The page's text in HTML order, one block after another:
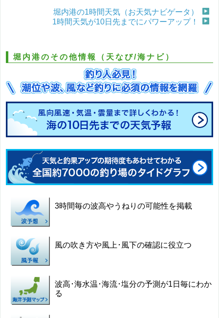
堀内港の1時間天気（お天気ナビゲータ）
1時間天気が10日先までにパワーアップ！
堀内港のその他情報（天なび/海ナビ）
3時間毎の波高やうねりの可能性を掲載
風の吹き方や風上･風下の確認に役立つ
波高･海水温･海流･塩分の予測が1日毎にわか
る